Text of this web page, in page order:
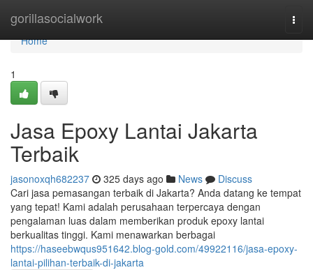
gorillasocialwork
Home
Home
1
Jasa Epoxy Lantai Jakarta
Terbaik
jasonoxqh682237 325 days ago News
Discuss
Cari jasa pemasangan terbaik di Jakarta? Anda datang ke tempat
yang tepat! Kami adalah perusahaan terpercaya dengan
pengalaman luas dalam memberikan produk epoxy lantai
berkualitas tinggi. Kami menawarkan berbagai
https://haseebwqus951642.blog-gold.com/49922116/jasa-epoxy-
lantai-pilihan-terbaik-di-jakarta